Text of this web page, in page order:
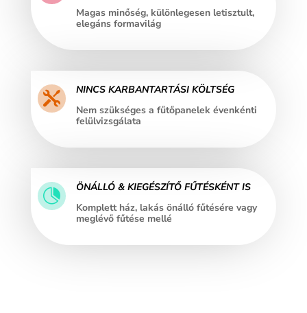
Magas minőség, különlegesen letisztult,
elegáns formavilág

NINCS KARBANTARTÁSI KÖLTSÉG
Nem szükséges a fűtőpanelek évenkénti
felülvizsgálata

ÖNÁLLÓ & KIEGÉSZÍTŐ FŰTÉSKÉNT IS
Komplett ház, lakás önálló fűtésére vagy
meglévő fűtése mellé